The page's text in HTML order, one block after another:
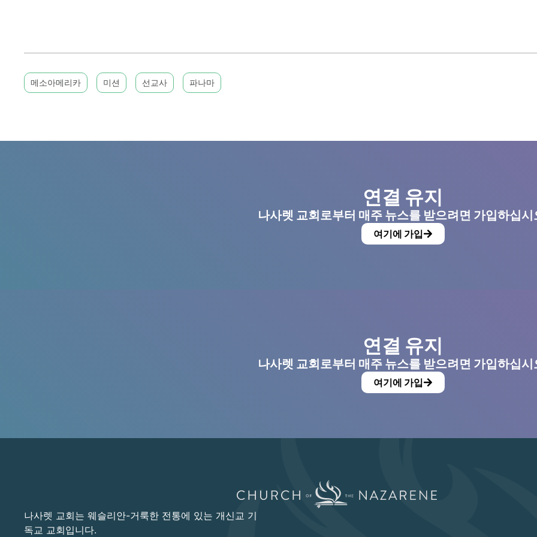
메소아메리카 미션 선교사 파나마
연결 유지
나사렛 교회로부터 매주 뉴스를 받으려면 가입하십시
여기에 가입
연결 유지
나사렛 교회로부터 매주 뉴스를 받으려면 가입하십시
여기에 가입
나사렛 교회는 웨슬리안-거룩한 전통에 있는 개신교 기
독교 교회입니다.